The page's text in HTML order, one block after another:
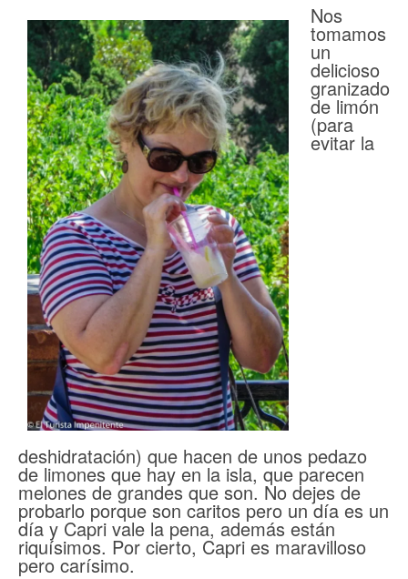
Nos
tomamos
un
delicioso
granizado
de limón
(para
evitar la
deshidratación) que hacen de unos pedazo
de limones que hay en la isla, que parecen
melones de grandes que son. No dejes de
probarlo porque son caritos pero un día es un
día y Capri vale la pena, además están
riquísimos. Por cierto, Capri es maravilloso
pero carísimo.